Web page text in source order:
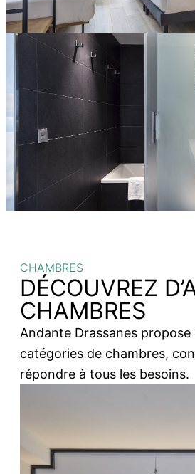
CHAMBRES
DÉCOUVREZ
CHAMBRES
Andante Drassanes
catégories de chambres,
répondre à tous les besoins.